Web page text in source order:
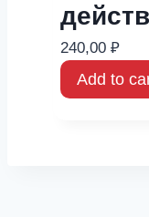
240,00 ₽
Add to